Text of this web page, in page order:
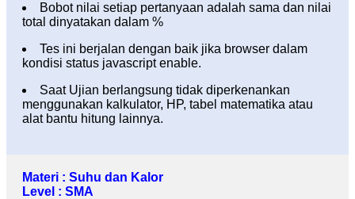
Bobot nilai setiap pertanyaan adalah sama dan nilai
total dinyatakan dalam %
Tes ini berjalan dengan baik jika browser dalam
kondisi status javascript enable.
Saat Ujian berlangsung tidak diperkenankan
menggunakan kalkulator, HP, tabel matematika atau
alat bantu hitung lainnya.
Materi : Suhu dan Kalor
Level : SMA